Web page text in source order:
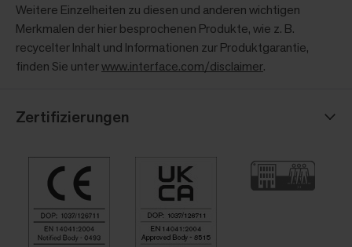
Weitere Einzelheiten zu diesen und anderen wichtigen
Merkmalen der hier besprochenen Produkte, wie z. B.
recycelter Inhalt und Informationen zur Produktgarantie,
finden Sie unterwww.interface.com/disclaimer.
Zertifizierungen